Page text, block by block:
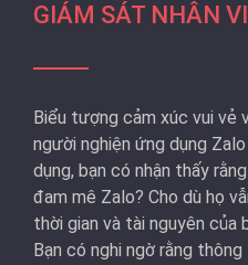
GIÁM SÁT NHÂN
Biểu tượng cảm xúc vui vẻ
người nghiện ứng dụng
dụng, bạn có nhận thấy
đam mê Zalo? Cho dù họ
thời gian và tài nguyên của
Bạn có nghi ngờ rằng